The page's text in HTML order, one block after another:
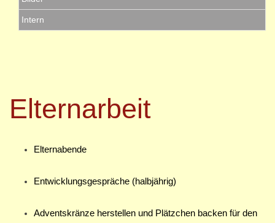
Intern
Elternarbeit
Elternabende
Entwicklungsgespräche (halbjährig)
Adventskränze herstellen und Plätzchen backen für den